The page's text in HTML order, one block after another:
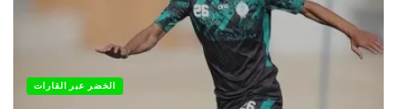
الخضر عبر القارات